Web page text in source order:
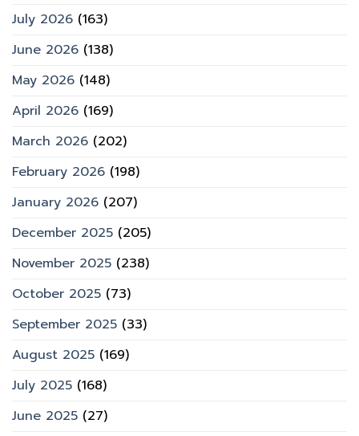
July 2026 (163)
June 2026 (138)
May 2026 (148)
April 2026 (169)
March 2026 (202)
February 2026 (198)
January 2026 (207)
December 2025 (205)
November 2025 (238)
October 2025 (73)
September 2025 (33)
August 2025 (169)
July 2025 (168)
June 2025 (27)